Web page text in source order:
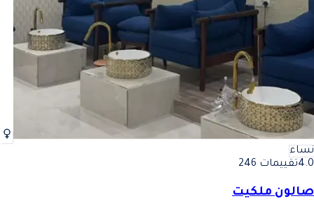
نساء
4.0تقييمات 246
صالون ملكيت